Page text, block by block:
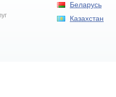
Беларусь
Казахстан